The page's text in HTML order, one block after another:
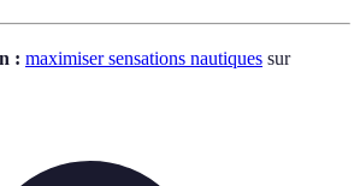
: maximiser sensations nautiques sur